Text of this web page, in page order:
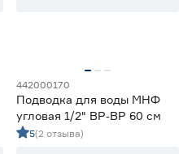
442000170
Подводка для воды МНФ
угловая 1/2" ВР‑ВР 60 см
5(2 отзыва)